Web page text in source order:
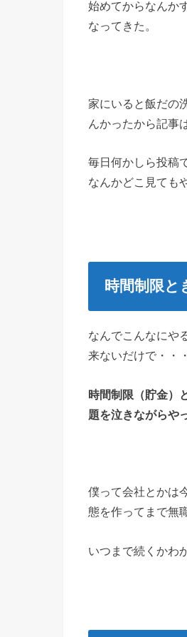
始めてからなんか
なってきた。
家にいると飯だの
んかったから記事
毎日何かしら投稿
なんかどこ見ても
時間制限
なんでこんなにや
来ないだけで・・・
時間制限（貯金）
題を泣きながらや
僕って会社とかは
態を作ってまで無
いつまで続くかわ